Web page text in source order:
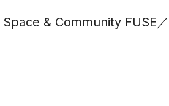
& Community FUSE